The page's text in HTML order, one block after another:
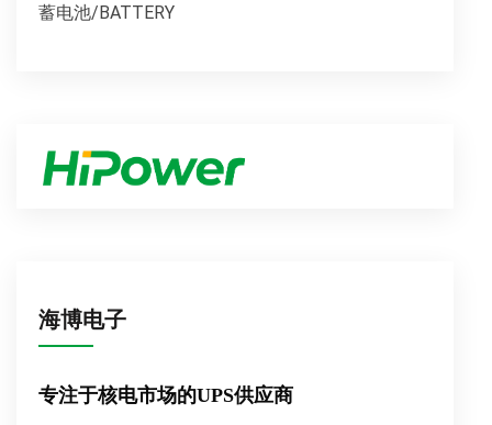
蓄电池/BATTERY
海博电子
专注于核电市场的UPS供应商